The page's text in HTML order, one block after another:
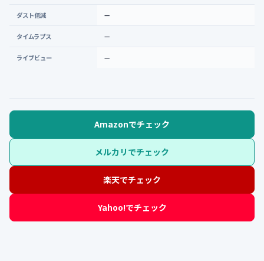
ダスト低減 —
タイムラプス —
ライブビュー —
Amazonでチェック
メルカリでチェック
楽天でチェック
Yahoo!でチェック